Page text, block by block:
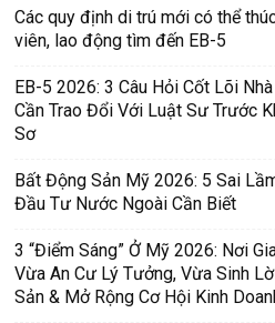
Các quy định di trú mới có thể
viên, lao động tìm đến EB-5
EB-5 2026: 3 Câu Hỏi Cốt Lõi
Cần Trao Đổi Với Luật Sư Trước
Sơ
Bất Động Sản Mỹ 2026: 5 Sai
Đầu Tư Nước Ngoài Cần Biết
3 “Điểm Sáng” Ở Mỹ 2026: Nơi
Vừa An Cư Lý Tưởng, Vừa Sinh
Sản & Mở Rộng Cơ Hội Kinh